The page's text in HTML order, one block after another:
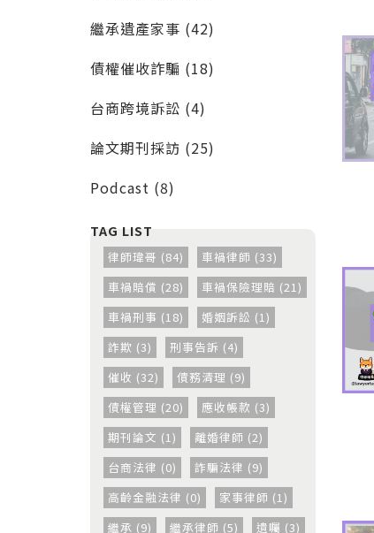
繼承遺產家事 (42)
債權催收詐騙 (18)
台商跨境訴訟 (4)
論文期刊採訪 (25)
Podcast (8)
律師瑋哥 (84)
車禍律師 (33)
車禍賠償 (28)
車禍保險理賠 (21)
車禍刑事 (18)
婚姻訴訟 (1)
詐欺 (3)
刑事告訴 (4)
催收 (32)
債務清理 (9)
債權管理 (20)
應收帳款 (3)
期刊論文 (1)
離婚律師 (2)
台商法律 (0)
詐騙法律 (9)
高齡金融法律 (0)
家事律師 (1)
繼承 (9)
繼承律師 (5)
遺囑 (3)